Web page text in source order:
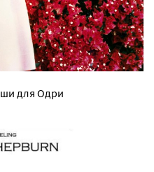
для Одри